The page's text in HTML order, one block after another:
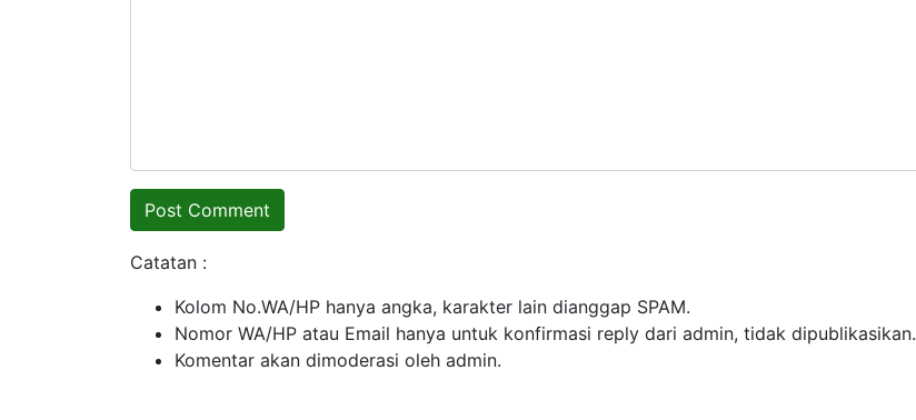
Catatan :
Kolom No.WA/HP hanya angka, karakter lain dianggap SPAM.
Nomor WA/HP atau Email hanya untuk konfirmasi reply dari admin, tidak dipublikasikan.
Komentar akan dimoderasi oleh admin.